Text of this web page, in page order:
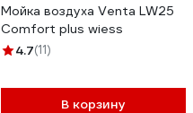
Мойка воздуха Venta LW25
Comfort plus wiess
4.7(11)
В корзину